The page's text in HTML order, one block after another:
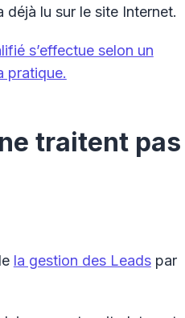
déjà lu sur le site Internet.
s’effectue selon un
pratique.
traitent pas
la gestion des Leadspar